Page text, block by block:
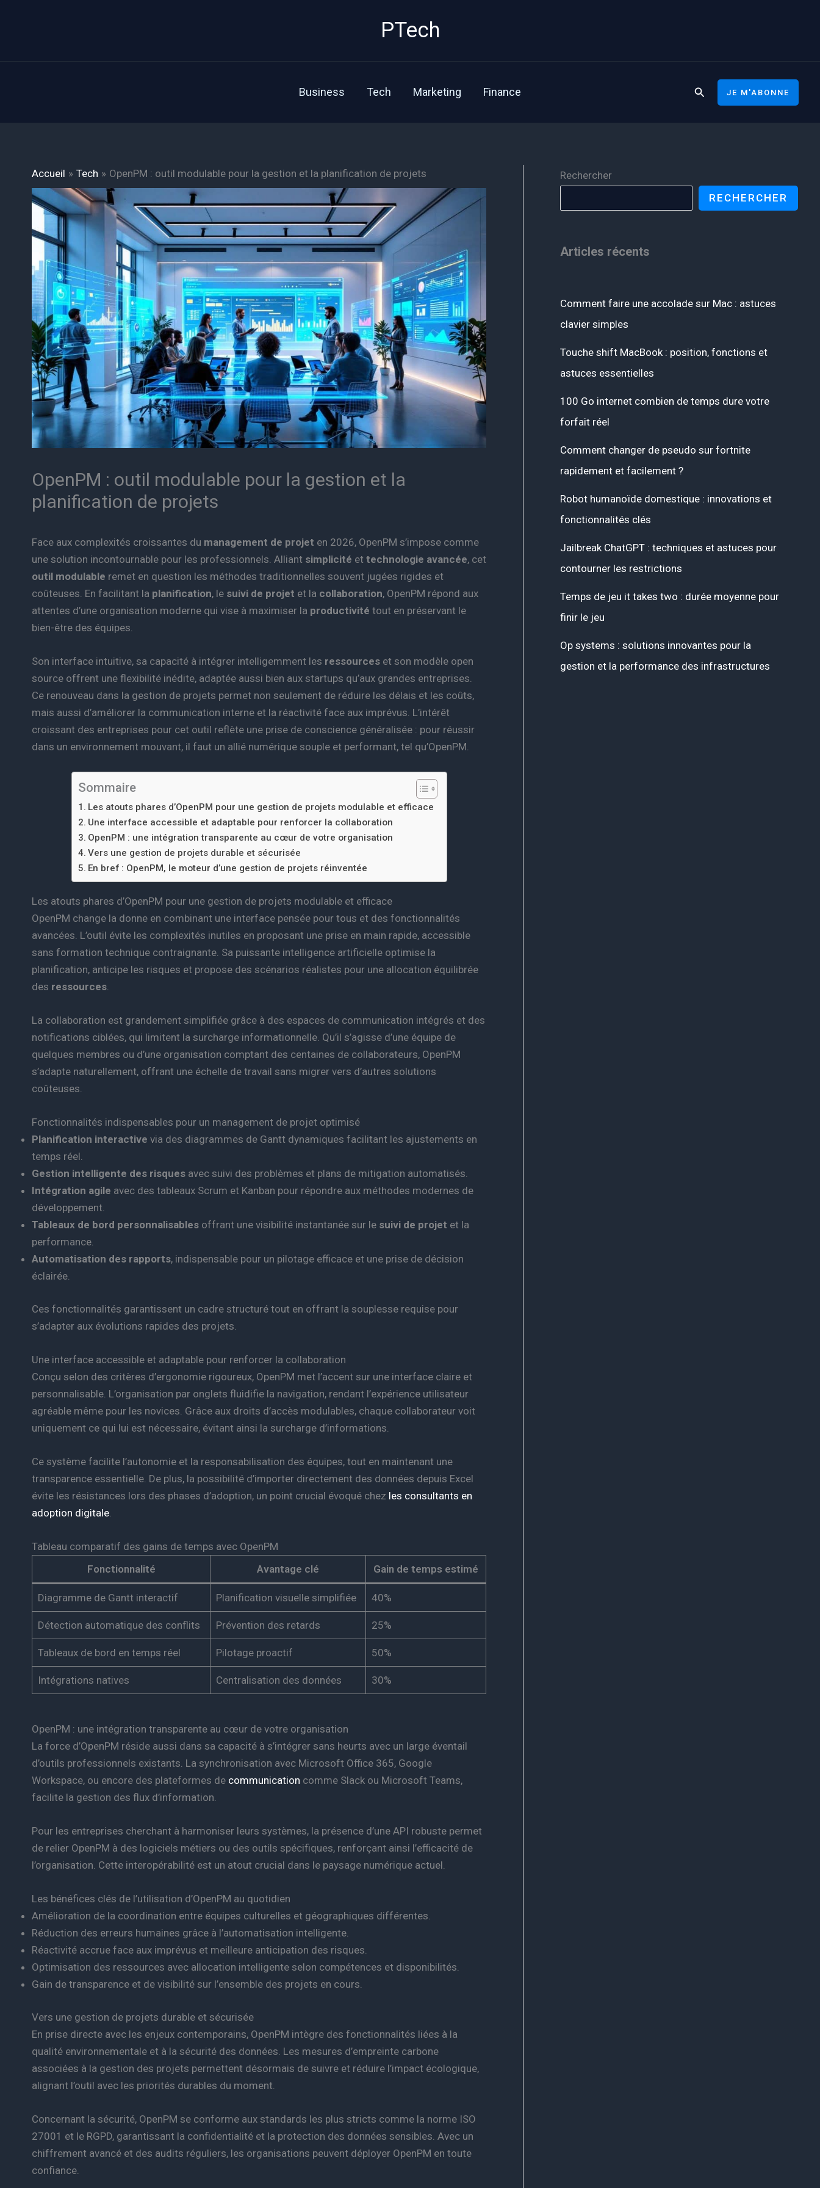
PTech
Business Tech Marketing Finance RechercherJE M'ABONNE
Accueil Tech OpenPM : outil modulable pour la gestion et la planification de projets
OpenPM : outil modulable pour la gestion et la
planification de projets
Face aux complexités croissantes du management de projet en 2026, OpenPM s’impose comme
une solution incontournable pour les professionnels. Alliant simplicité et technologie avancée, cet
outil modulable remet en question les méthodes traditionnelles souvent jugées rigides et
coûteuses. En facilitant la planification, le suivi de projet et la collaboration, OpenPM répond aux
attentes d’une organisation moderne qui vise à maximiser la productivité tout en préservant le
bien-être des équipes.
Son interface intuitive, sa capacité à intégrer intelligemment les ressources et son modèle open
source offrent une flexibilité inédite, adaptée aussi bien aux startups qu’aux grandes entreprises.
Ce renouveau dans la gestion de projets permet non seulement de réduire les délais et les coûts,
mais aussi d’améliorer la communication interne et la réactivité face aux imprévus. L’intérêt
croissant des entreprises pour cet outil reflète une prise de conscience généralisée : pour réussir
dans un environnement mouvant, il faut un allié numérique souple et performant, tel qu’OpenPM.
Sommaire
Les atouts phares d’OpenPM pour une gestion de projets modulable et efficace
Une interface accessible et adaptable pour renforcer la collaboration
OpenPM : une intégration transparente au cœur de votre organisation
Vers une gestion de projets durable et sécurisée
En bref : OpenPM, le moteur d’une gestion de projets réinventée
Les atouts phares d’OpenPM pour une gestion de projets modulable et efficace
OpenPM change la donne en combinant une interface pensée pour tous et des fonctionnalités
avancées. L’outil évite les complexités inutiles en proposant une prise en main rapide, accessible
sans formation technique contraignante. Sa puissante intelligence artificielle optimise la
planification, anticipe les risques et propose des scénarios réalistes pour une allocation équilibrée
des ressources
La collaboration est grandement simplifiée grâce à des espaces de communication intégrés et des
notifications ciblées, qui limitent la surcharge informationnelle. Qu’il s’agisse d’une équipe de
quelques membres ou d’une organisation comptant des centaines de collaborateurs, OpenPM
s’adapte naturellement, offrant une échelle de travail sans migrer vers d’autres solutions
coûteuses.
Fonctionnalités indispensables pour un management de projet optimisé
Planification interactive via des diagrammes de Gantt dynamiques facilitant les ajustements en
temps réel.
Gestion intelligente des risques avec suivi des problèmes et plans de mitigation automatisés.
Intégration agile avec des tableaux Scrum et Kanban pour répondre aux méthodes modernes de
développement.
Tableaux de bord personnalisables offrant une visibilité instantanée sur le suivi de projet et la
performance.
Automatisation des rapports, indispensable pour un pilotage efficace et une prise de décision
éclairée.
Ces fonctionnalités garantissent un cadre structuré tout en offrant la souplesse requise pour
s’adapter aux évolutions rapides des projets.
Une interface accessible et adaptable pour renforcer la collaboration
Conçu selon des critères d’ergonomie rigoureux, OpenPM met l’accent sur une interface claire et
personnalisable. L’organisation par onglets fluidifie la navigation, rendant l’expérience utilisateur
agréable même pour les novices. Grâce aux droits d’accès modulables, chaque collaborateur voit
uniquement ce qui lui est nécessaire, évitant ainsi la surcharge d’informations.
Ce système facilite l’autonomie et la responsabilisation des équipes, tout en maintenant une
transparence essentielle. De plus, la possibilité d’importer directement des données depuis Excel
évite les résistances lors des phases d’adoption, un point crucial évoqué chez les consultants en
adoption digitale.
Tableau comparatif des gains de temps avec OpenPM
Fonctionnalité
Avantage clé Gain de temps estimé
Diagramme de Gantt interactif Planification visuelle simplifiée 40%
Détection automatique des conflits Prévention des retards 25%
Tableaux de bord en temps réel Pilotage proactif 50%
Intégrations natives Centralisation des données 30%
OpenPM : une intégration transparente au cœur de votre organisation
La force d’OpenPM réside aussi dans sa capacité à s’intégrer sans heurts avec un large éventail
d’outils professionnels existants. La synchronisation avec Microsoft Office 365, Google
Workspace, ou encore des plateformes de communication comme Slack ou Microsoft Teams,
facilite la gestion des flux d’information.
Pour les entreprises cherchant à harmoniser leurs systèmes, la présence d’une API robuste permet
de relier OpenPM à des logiciels métiers ou des outils spécifiques, renforçant ainsi l’efficacité de
l’organisation. Cette interopérabilité est un atout crucial dans le paysage numérique actuel.
Les bénéfices clés de l’utilisation d’OpenPM au quotidien
Amélioration de la coordination entre équipes culturelles et géographiques différentes.
Réduction des erreurs humaines grâce à l’automatisation intelligente.
Réactivité accrue face aux imprévus et meilleure anticipation des risques.
Optimisation des ressources avec allocation intelligente selon compétences et disponibilités.
Gain de transparence et de visibilité sur l’ensemble des projets en cours.
Vers une gestion de projets durable et sécurisée
En prise directe avec les enjeux contemporains, OpenPM intègre des fonctionnalités liées à la
qualité environnementale et à la sécurité des données. Les mesures d’empreinte carbone
associées à la gestion des projets permettent désormais de suivre et réduire l’impact écologique,
alignant l’outil avec les priorités durables du moment.
Concernant la sécurité, OpenPM se conforme aux standards les plus stricts comme la norme ISO
27001 et le RGPD, garantissant la confidentialité et la protection des données sensibles. Avec un
chiffrement avancé et des audits réguliers, les organisations peuvent déployer OpenPM en toute
confiance.
Rechercher
RECHERCHER
Articles récents
Comment faire une accolade sur Mac : astuces
clavier simples
Touche shift MacBook : position, fonctions et
astuces essentielles
100 Go internet combien de temps dure votre
forfait réel
Comment changer de pseudo sur fortnite
rapidement et facilement ?
Robot humanoïde domestique : innovations et
fonctionnalités clés
Jailbreak ChatGPT : techniques et astuces pour
contourner les restrictions
Temps de jeu it takes two : durée moyenne pour
finir le jeu
Op systems : solutions innovantes pour la
gestion et la performance des infrastructures